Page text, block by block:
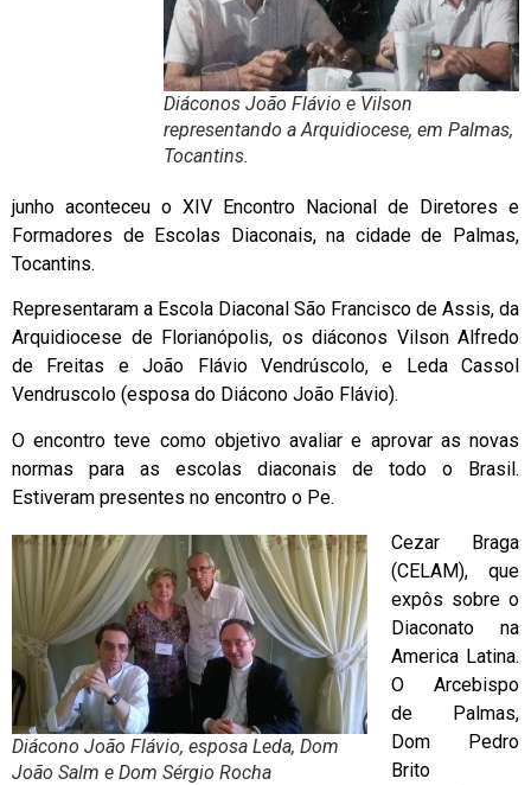
Diáconos João Flávio e Vilson
representando a Arquidiocese, em Palmas,
Tocantins.
junho aconteceu o XIV Encontro Nacional de Diretores e
Formadores de Escolas Diaconais, na cidade de Palmas,
Tocantins.
Representaram a Escola Diaconal São Francisco de Assis, da
Arquidiocese de Florianópolis, os diáconos Vilson Alfredo
de Freitas e João Flávio Vendrúscolo, e Leda Cassol
Vendruscolo (esposa do Diácono João Flávio).
O encontro teve como objetivo avaliar e aprovar as novas
normas para as escolas diaconais de todo o Brasil.
Estiveram presentes no encontro o Pe.
Diácono João Flávio, esposa Leda, Dom
João Salm e Dom Sérgio Rocha
Cezar Braga
(CELAM), que
expôs sobre o
Diaconato na
America Latina.
O Arcebispo
de Palmas,
Dom Pedro
Brito